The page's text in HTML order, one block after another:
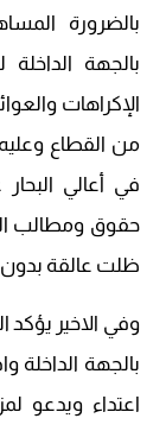
بالضرورة
بالجهة
الإكراهات
من القطاع
في أعالي
حقوق ومطالب
ظلت عالقة
وفي الاخير يؤكد
بالجهة الداخلة
اعتداء ويدعو